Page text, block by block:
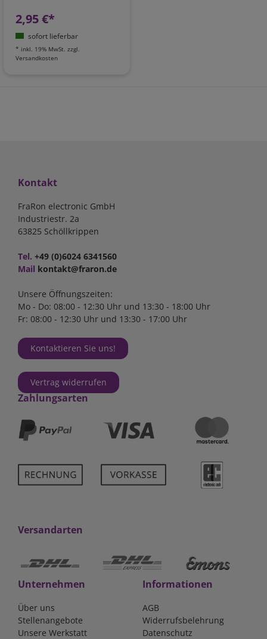
2,95 €*
sofort lieferbar
* inkl. 19% MwSt. zzgl.
Versandkosten
Kontakt
FraRon electronic GmbH
Industriestr. 2a
63825 Schöllkrippen
Tel. +49 (0)6024 6341560
Mail kontakt@fraron.de
Unsere Öffnungszeiten:
Mo - Do: 08:00 - 12:30 Uhr und 13:30 - 18:00 Uhr
Fr: 08:00 - 12:30 Uhr und 13:30 - 17:00 Uhr
Kontaktieren Sie uns!
Vertrag widerrufen
Zahlungsarten
Versandarten
Unternehmen
Über uns
Stellenangebote
Unsere Werkstatt
Informationen
AGB
Widerrufsbelehrung
Datenschutz